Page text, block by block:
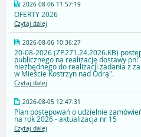
2026-08-06 11:57:19
OFERTY 2026
Czytaj dalej
2026-08-06 10:36:27
20-08-2026 (ZP.271.24.2026.KB)
publicznego na realizację dostawy
niezbędnego do realizacji zadania z
w Mieście Kostrzyn nad Odrą".
Czytaj dalej
2026-08-05 12:47:31
Plan postępowań o udzielnie
na rok 2026 - aktualizacja nr 15
Czytaj dalej